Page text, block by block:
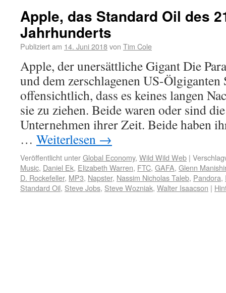
Apple, das Standard Oil des
Jahrhunderts
Publiziert am 14. Juni 2018von Tim Cole
Apple, der unersättliche Gigant Die
und dem zerschlagenen US-
offensichtlich, dass es keines langen
sie zu ziehen. Beide waren oder sind
Unternehmen ihrer Zeit. Beide haben
… Weiterlesen →
Veröffentlicht unterGlobal Economy, Wild Wild Web |
Music, Daniel Ek, Elizabeth Warren, FTC, GAFA, Glenn
D. Rockefeller, MP3, Napster, Nassim Nicholas Taleb, Pandora,
Standard Oil, Steve Jobs, Steve Wozniak, Walter Isaacson |